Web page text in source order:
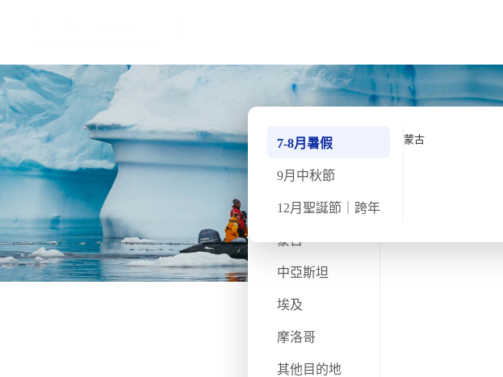
南極
北極
不丹
蒙古
中亞斯坦
埃及
摩洛哥
其他目的地
Quark 極地探險先鋒
7-8月暑假
9月中秋節
12月聖誕節｜跨年
蒙古